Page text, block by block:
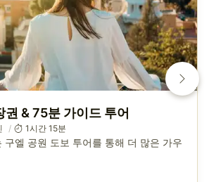
권 & 75분 가이드 투어
1시간 15분
구엘 공원 도보 투어를 통해 더 많은 가우